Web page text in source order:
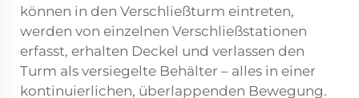
können in den Verschließturm eintreten,
werden von einzelnen Verschließstationen
erfasst, erhalten Deckel und verlassen den
Turm als versiegelte Behälter – alles in einer
kontinuierlichen, überlappenden Bewegung.